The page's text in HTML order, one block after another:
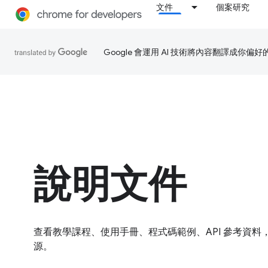
文件 個案研究
Google 會運用 AI 技術將內容翻譯成你偏好
說明文件
查看教學課程、使用手冊、程式碼範例、API 參考資料
源。